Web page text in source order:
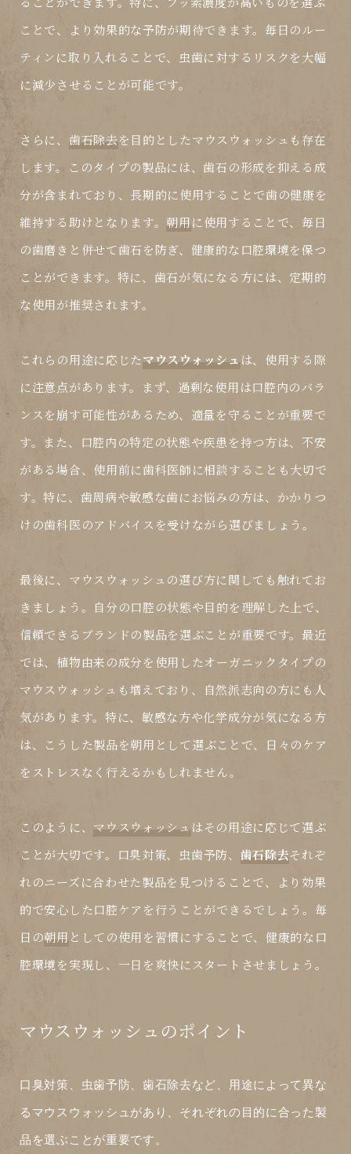
ことで、より効果的な予防が期待できます。毎日のルー
ティンに取り入れることで、虫歯に対するリスクを大幅
に減少させることが可能です。
さらに、 歯石除去を目的としたマウスウォッシュ も存在
します。このタイプの製品には、歯石の形成を抑える成
分が含まれており、長期的に使用することで歯の健康を
維持する助けとなります。朝用に使用することで、毎日
の歯磨きと併せて歯石を防ぎ、健康的な口腔環境を保つ
ことができます。特に、歯石が気になる方には、定期的
な使用が推奨されます。
これらの用途に応じたマウスウォッシュ は、使用する際
に注意点があります。まず、過剰な使用は口腔内のバラ
ンスを崩す可能性があるため、適量を守ることが重要で
す。また、口腔内の特定の状態や疾患を持つ方は、不安
がある場合、使用前に歯科医師に相談することも大切で
す。特に、歯周病や敏感な歯にお悩みの方は、かかりつ
けの歯科医のアドバイスを受けながら選びましょう。
最後に、 マウスウォッシュの選び方に関しても触れてお
きましょう。自分の口腔の状態や目的を理解した上で、
信頼できるブランドの製品を選ぶことが重要です。最近
では、植物由来の成分を使用したオーガニックタイプの
マウスウォッシュ も増えており、自然派志向の方にも人
気があります。特に、敏感な方や化学成分が気になる方
は、こうした製品を朝用 として選ぶことで、日々のケア
をストレスなく行えるかもしれません。
このように、 マウスウォッシュ はその用途に応じて選ぶ
ことが大切です。
口臭対策、 虫歯予防、 歯石除去それぞ
れのニーズに合わせた製品を見つけることで、より効果
的で安心した口腔ケアを行うことができるでしょう。毎
日の朝用 としての使用を習慣にすることで、健康的な口
腔環境を実現し、一日を爽快にスタートさせましょう。
マウスウォッシュのポイント
口臭対策、虫歯予防、歯石除去など、用途によって異な
る マウスウォッシュ があり、それぞれの目的に合った製
品を選ぶことが重要です。